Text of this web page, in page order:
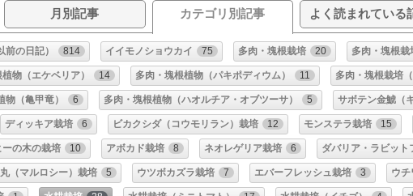
月別記事 カテゴリ別記事 よく読まれている
前の日記） 814 イイモノショウカイ 75 多肉・塊根栽培 20 多肉・塊根栽
物（エケベリア） 14 多肉・塊根植物（パキポディウム） 11 多肉・塊根栽培（
物（亀甲竜） 6 多肉・塊根植物（ハオルチア・オブツーサ） 5 サボテン金鯱（
ディッキア栽培 6 ビカクシダ（コウモリラン）栽培 12 モンステラ栽培 15
ーの木の栽培 10 アボカド栽培 8 ネオレゲリア栽培 6 ダバリア・ラビット
（マルロシー）栽培 5 ウツボカズラ栽培 7 エバーフレッシュ栽培 3 ウ